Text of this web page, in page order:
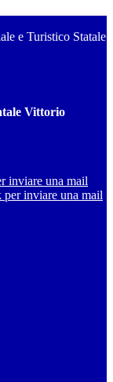
e Turistico Statale
Vittorio
inviare una mail
inviare una mail